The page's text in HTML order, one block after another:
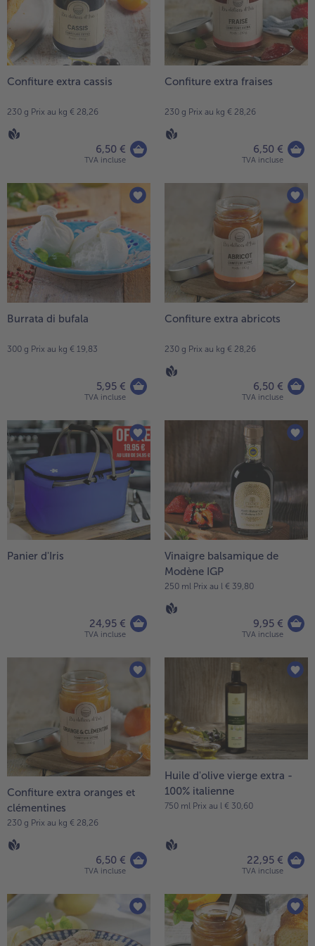
TousPlats cuisinés
Boulangerie & Pâtisserie
TousBoulangerie & Pâtisserie
Entrées, Apéritifs & Snacks
TousEntrées, Apéritifs & Snacks
Tous100% Végétarien
Confiture extra cassis
230 g Prix au kg € 28,26
6,50 €
TVA incluse
Confiture extra fraises
230 g Prix au kg € 28,26
6,50 €
TVA incluse
Burrata di bufala
300 g Prix au kg € 19,83
5,95 €
TVA incluse
Confiture extra abricots
230 g Prix au kg € 28,26
6,50 €
TVA incluse
Panier d'Iris
24,95 €
TVA incluse
Vinaigre balsamique de
Modène IGP
250 ml Prix au l € 39,80
9,95 €
TVA incluse
Confiture extra oranges et
clémentines
230 g Prix au kg € 28,26
6,50 €
TVA incluse
Huile d'olive vierge extra -
100% italienne
750 ml Prix au l € 30,60
22,95 €
TVA incluse